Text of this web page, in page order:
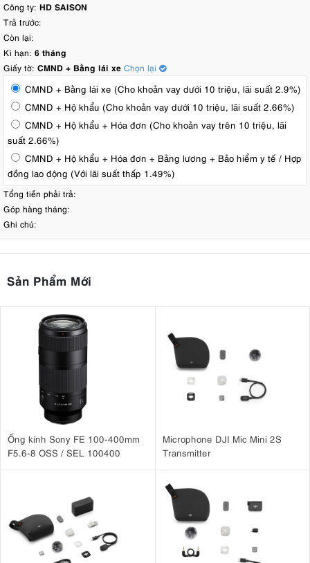
Công ty: HD SAISON
Trả trước:
Còn lại:
Kì hạn: 6 tháng
Giấy tờ: CMND + Bằng lái xe Chọn lại
CMND + Bằng lái xe (Cho khoản vay dưới 10 triệu, lãi suất 2.9%)
CMND + Hộ khẩu (Cho khoản vay dưới 10 triệu, lãi suất 2.66%)
CMND + Hộ khẩu + Hóa đơn (Cho khoản vay trên 10 triệu, lãi
suất 2.66%)
CMND + Hộ khẩu + Hóa đơn + Bảng lương + Bảo hiểm y tế / Hợp
đồng lao động (Với lãi suất thấp 1.49%)
Tổng tiền phải trả:
Góp hàng tháng:
Ghi chú:
Sản Phẩm Mới
Ống kính Sony FE 100-400mm
F5.6-8 OSS / SEL 100400
Microphone DJI Mic Mini 2S
Transmitter